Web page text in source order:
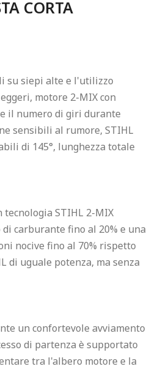
CORTA
su siepi alte e l'utilizzo
motore 2-MIX con
il numero di giri durante
sensibili al rumore, STIHL
di 145°, lunghezza totale
STIHL 2-MIX
carburante fino al 20% e una
nocive fino al 70% rispetto
di uguale potenza, ma senza
un confortevole avviamento
di partenza è supportato
tra l'albero motore e la